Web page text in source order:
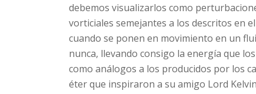
debemos visualizarlos como
vorticiales semejantes a los descritos en
cuando se ponen en movimiento en un
nunca, llevando consigo la energía que
como análogos a los producidos por los
éter que inspiraron a su amigo Lord